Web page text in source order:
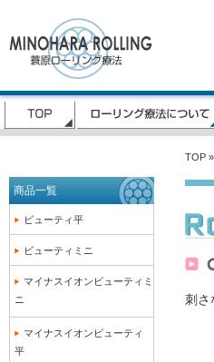
TOP »
刺さ
商品一覧
ビューティ平
ビューティミニ
マイナスイオンビューティミ
ニ
マイナスイオンビューティ
平